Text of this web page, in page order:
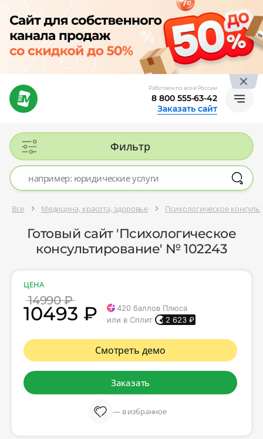
Работаем по всей России
8 800 555-63-42
Заказать сайт
Фильтр
Все Медицина, красота, здоровье Психологическое
Готовый сайт 'Психологическое
консультирование' № 102243
ЦЕНА
14990 ₽
10493 ₽ 420 баллов Плюса
или в Сплит
2 623 ₽
Смотреть демо
Заказать
— в избранное